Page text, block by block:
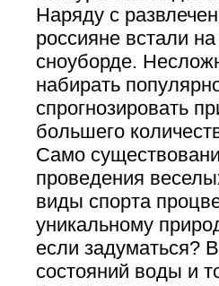
Наряду с
россияне встали
сноуборде.
набирать
спрогнозировать
большего
Само
проведения
виды спорта
уникальному
если задуматься?
состояний воды и